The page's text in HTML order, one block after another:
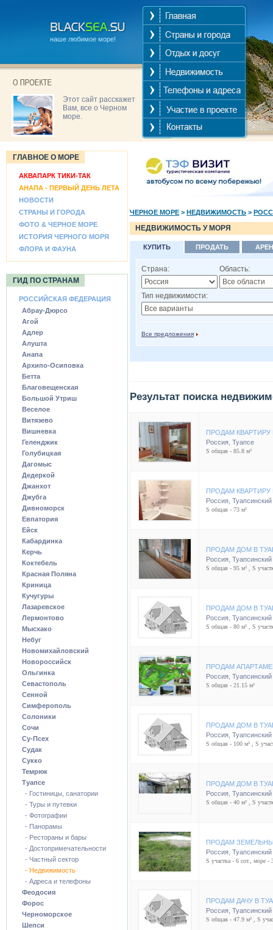
наше любимое море!
Этот сайт расскажет
Вам, все о Черном
море.
ГЛАВНОЕ О МОРЕ
АКВАПАРК ТИКИ-ТАК
АНАПА - ПЕРВЫЙ ДЕНЬ ЛЕТА
НОВОСТИ
СТРАНЫ И ГОРОДА
ФОТО & ЧЕРНОЕ МОРЕ
ИСТОРИЯ ЧЕРНОГО МОРЯ
ФЛОРА И ФАУНА
ГИД ПО СТРАНАМ
РОССИЙСКАЯ ФЕДЕРАЦИЯ
Абрау-Дюрсо
Агой
Адлер
Алушта
Анапа
Архипо-Осиповка
Бетта
Благовещенская
Большой Утриш
Веселое
Витязево
Вишневка
Геленджик
Голубицкая
Дагомыс
Дедеркой
Джанхот
Джубга
Дивноморск
Евпатория
Ейск
Кабардинка
Керчь
Коктебель
Красная Поляна
Криница
Кучугуры
Лазаревское
Лермонтово
Мысхако
Небуг
Новомихайловский
Новороссийск
Ольгинка
Севастополь
Сенной
Симферополь
Солоники
Сочи
Су-Псех
Судак
Сукко
Темрюк
Туапсе
- Гостиницы, санатории
- Туры и путевки
- Фотографии
- Панорамы
- Рестораны и бары
- Достопримечательности
- Частный сектор
- Недвижимость
- Адреса и телефоны
Феодосия
Форос
Черноморское
Шепси
ЧЕРНОЕ МОРЕ > НЕДВИЖИМОСТЬ >
НЕДВИЖИМОСТЬ У МОРЯ
КУПИТЬ ПРОДАТЬ
Страна: Область:
Тип недвижимости:
Все предложения
Результат поиска
ПРОДАМ КВАРТИРУ
Россия Туапсе
S общая - 85.8 м²
ПРОДАМ КВАРТИРУ
Россия
S общая - 73 м²
ПРОДАМ ДОМ В
Россия
S общая - 95 м² , S
ПРОДАМ ДОМ В
Россия
S общая - 80 м² , S
ПРОДАМ
Россия
S общая - 21.15 м²
ПРОДАМ ДОМ В
Россия
S общая - 100 м² , S
ПРОДАМ ДОМ В
Россия
S общая - 40 м² , S
ПРОДАМ
Россия
S участка - 6 сот., море -
ПРОДАМ ДАЧУ В
Россия
S общая - 47.9 м² , S